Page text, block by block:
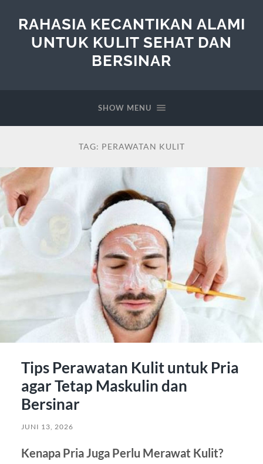
RAHASIA KECANTIKAN ALAMI
UNTUK KULIT SEHAT DAN
BERSINAR
SHOW MENU
TAG: PERAWATAN KULIT
Tips Perawatan Kulit untuk Pria
agar Tetap Maskulin dan
Bersinar
JUNI 13, 2026
Kenapa Pria Juga Perlu Merawat Kulit?